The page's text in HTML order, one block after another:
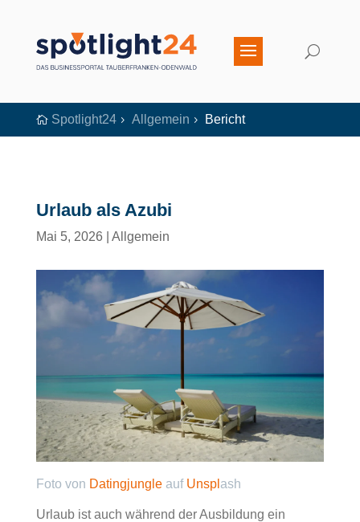
 Spotlight245 Allgemein 5 Bericht
Urlaub als Azubi
Mai 5, 2026 Allgemein
Foto von Datingjungleauf Unspl ash
Urlaub ist auch während der Ausbildung ein